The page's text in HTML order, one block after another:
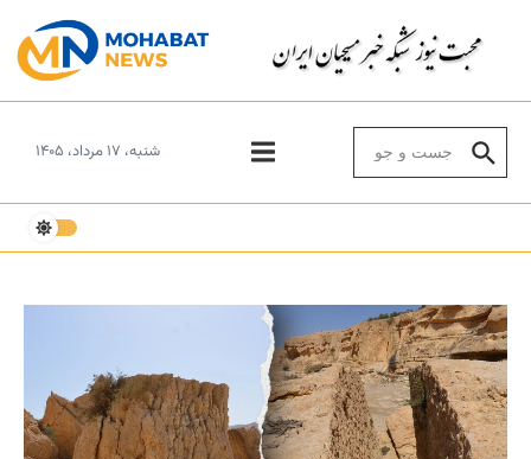
شنبه، ۱۷ مرداد، ۱۴۰۵